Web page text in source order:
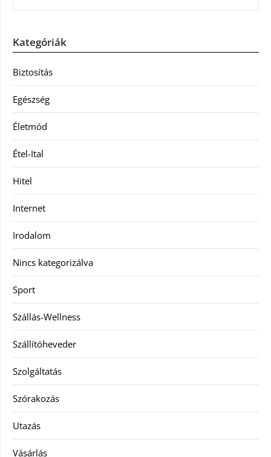
Kategóriák
Biztosítás
Egészség
Életmód
Étel-Ital
Hitel
Internet
Irodalom
Nincs kategorizálva
Sport
Szállás-Wellness
Szállítóheveder
Szolgáltatás
Szórakozás
Utazás
Vásárlás